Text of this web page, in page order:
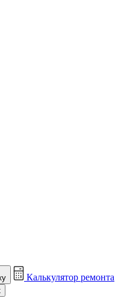
Калькулятор ремонта